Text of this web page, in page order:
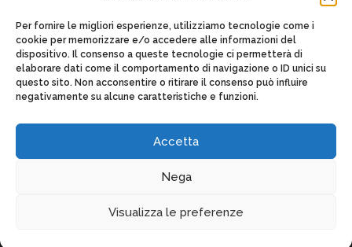
Per fornire le migliori esperienze, utilizziamo tecnologie come i
cookie per memorizzare e/o accedere alle informazioni del
dispositivo. Il consenso a queste tecnologie ci permetterà di
elaborare dati come il comportamento di navigazione o ID unici su
questo sito. Non acconsentire o ritirare il consenso può influire
negativamente su alcune caratteristiche e funzioni.
Accetta
Nega
Visualizza le preferenze
SAVINO LATTANZIO - P.IVA 02179820424 -
CELL. +39 347.2625439
Posted on
Tagged asAGENZIA WEB,Italia,Italy,Web agency,Web agency,
DISPLAY FOOTER
COPYRIGHT MULTIMEDIA WEB DESIGN - P.IVA 02179820424